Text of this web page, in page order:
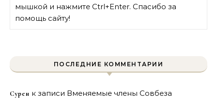
мышкой и нажмите Ctrl+Enter. Спасибо за
помощь сайту!
ПОСЛЕДНИЕ КОММЕНТАРИИ
Сурен к записи Вменяемые члены Совбеза